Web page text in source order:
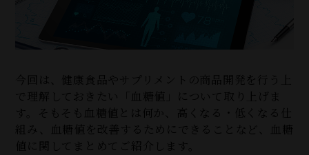
今回は、健康食品やサプリメントの商品開発を行う上
で理解しておきたい「血糖値」について取り上げま
す。そもそも血糖値とは何か、高くなる・低くなる仕
組み、血糖値を改善するためにできることなど、血糖
値に関してまとめてご紹介します。